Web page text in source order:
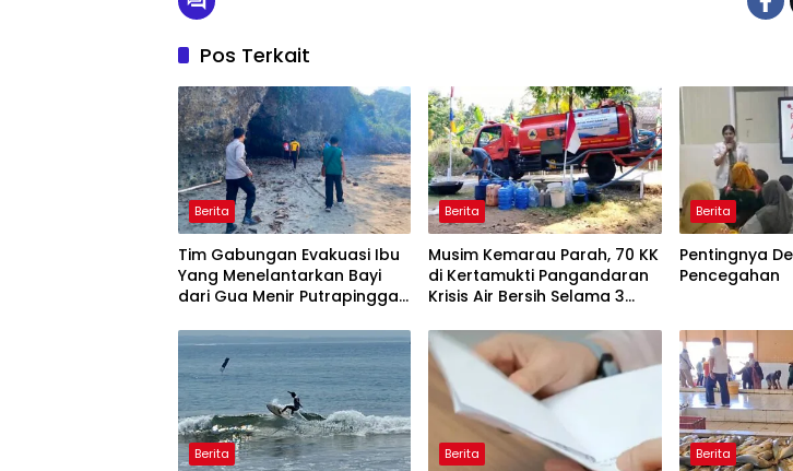
Pos Terkait
Berita
Tim Gabungan Evakuasi Ibu
Yang Menelantarkan Bayi
dari Gua Menir Putrapinggan
Berita
Musim Kemarau Parah, 70 KK
di Kertamukti Pangandaran
Krisis Air Bersih Selama 3
Berita
Pentingnya
Pencegahan
Berita Berita Berita